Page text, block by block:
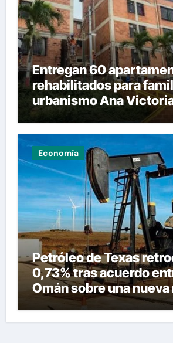
Entregan 60
rehabilitados para
urbanismo Ana
Guaira
Economía
Petróleo de Texas
0,73% tras acuerdo
Omán sobre una nueva
Ormuz